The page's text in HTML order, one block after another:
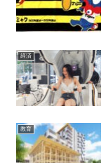
経済
教育